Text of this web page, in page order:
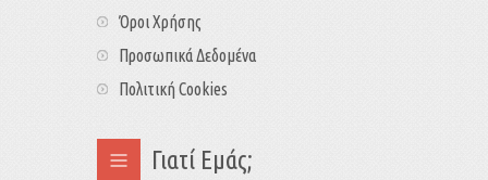
Όροι Χρήσης
Προσωπικά Δεδομένα
Πολιτική Cookies
Γιατί Εμάς;